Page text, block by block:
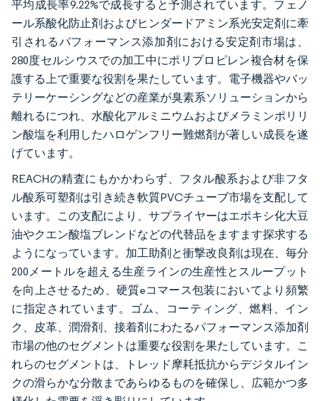
平均成長率9.22%で成長すると予測されています。フェノ
ール系酸化防止剤およびヒンダードアミン系光安定剤に牽
引されるパフォーマンス添加剤における安定剤市場は、
280度セルシウスでの加工中にポリプロピレン複合材を保
護する上で重要な役割を果たしています。電子機器やバッ
テリーケーシングなどの産業が臭素系ソリューションから
離れるにつれ、水酸化アルミニウムおよびメラミンポリリ
ン酸塩を利用したハロゲンフリー難燃剤が著しい成長を遂
げています。
REACHの精査にもかかわらず、フタル酸系および非フタ
ル酸系可塑剤は引き続き軟質PVCチューブ市場を支配して
います。この支配により、サプライヤーはエポキシ化大豆
油やクエン酸塩ブレンドなどの代替品をますます探求する
ようになっています。加工助剤と衝撃改良剤は現在、毎分
200メートルを超える生産ラインの生産性とスループット
を向上させるため、硬質eコマース包装においてより頻繁
に指定されています。ゴム、コーティング、燃料、イン
ク、皮革、潤滑剤、接着剤にわたるパフォーマンス添加剤
市場の他のセグメントは重要な役割を果たしています。こ
れらのセグメントは、トレッド摩耗抵抗からデジタルイン
クの滑らかな分散まであらゆるものを確保し、広範かつ多